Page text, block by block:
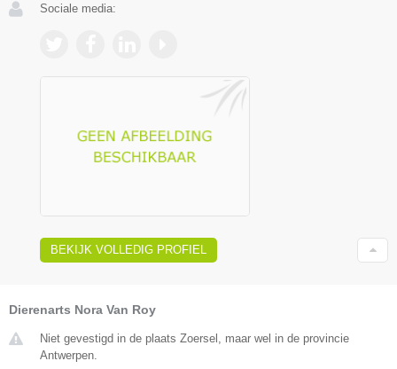
Sociale media:
BEKIJK VOLLEDIG PROFIEL
Dierenarts Nora Van Roy
Niet gevestigd in de plaats Zoersel, maar wel in de provincie
Antwerpen.